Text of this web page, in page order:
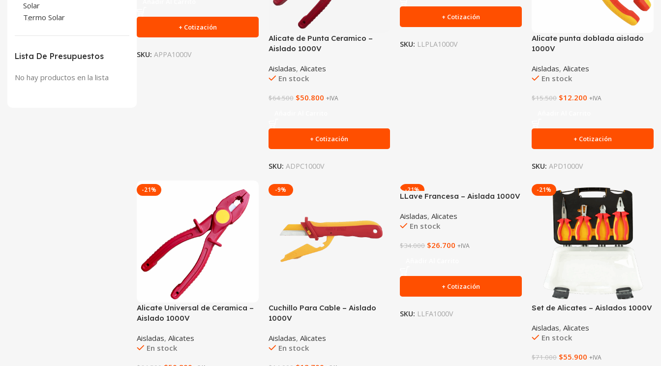
Solar
Termo Solar
Lista De Presupuestos
No hay productos en la lista
+ Cotización
SKU: APPA1000V
Alicate de Punta Ceramico –
Aislado 1000V
Aisladas, Alicates
En stock
$64.500 $50.800 +IVA
+ Cotización
SKU: ADPC1000V
+ Cotización
SKU: LLPLA1000V
Alicate punta doblada aislado
1000V
Aisladas,Alicates
En stock
$15.500 $12.200 +IVA
+ Cotización
SKU:APD1000V
-21%
Alicate Universal de Ceramica –
Aislado 1000V
Aisladas, Alicates
En stock
-9%
Cuchillo Para Cable – Aislado
1000V
Aisladas, Alicates
En stock
-21%
LLave Francesa – Aislada 1000V
Aisladas,Alicates
En stock
$34.000 $26.700 +IVA
+ Cotización
SKU: LLFA1000V
-21%
Set de Alicates – Aislados 1000V
Aisladas,Alicates
En stock
$71.000 $55.900 +IVA